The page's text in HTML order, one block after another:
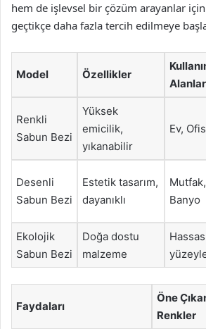
hem de işlevsel bir çözüm arayanlar
geçtikçe daha fazla tercih edilmeye
Model Özellikler
Renkli
Sabun Bezi
Yüksek
emicilik,
yıkanabilir
Ev, Ofis
Desenli
Sabun Bezi
Estetik tasarım,
dayanıklı
Mutfak,
Banyo
Ekolojik
Sabun Bezi
Doğa dostu
malzeme
Hassas
Faydaları
Öne
Renkler